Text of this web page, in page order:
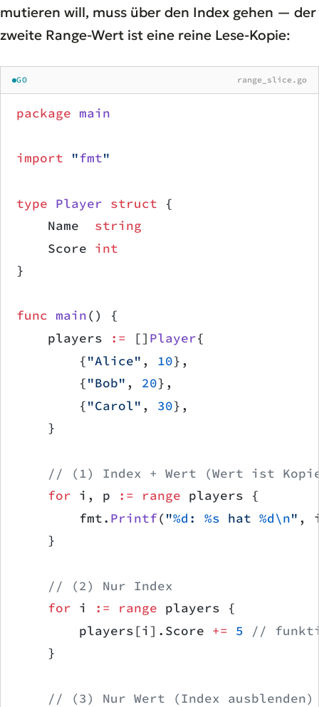
mutieren will, muss über den Index gehen — der
zweite Range-Wert ist eine reine Lese-Kopie:
GO range_slice.go
package main
import "fmt"
type Player struct {
    Name
string
    Score
int
}
func main() {
    players
:= [] Player{
        {
"Alice" , 10},
        {
"Bob" , 20},
        {
"Carol" , 30},
    }
// (1) Index + Wert (Wert ist
    for
i, p := range players {
        fmt.
Printf( "%d : %s hat %d\n" ,
    }
    // (2) Nur Index
    for
i := range players {
        players[i].Score
+= 5 //
    }
    // (3) Nur Wert (Index ausblenden)